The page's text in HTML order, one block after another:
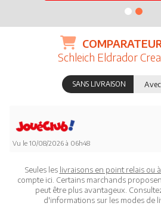
Schleich Eldrador
SANS LIVRAISON
Vu le 10/08/2026 à 06h48
Seules les livraisons en point relais ou
compte ici. Certains marchands
peut être plus avantageux.
d'informations sur les modes de